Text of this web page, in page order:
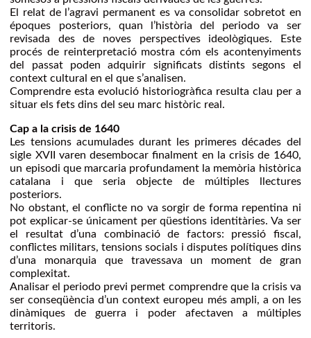
El relat de l’agravi permanent es va consolidar sobretot en
époques posteriors, quan l’història del periodo va ser
revisada des de noves perspectives ideològiques. Este
procés de reinterpretació mostra cóm els acontenyiments
del passat poden adquirir significats distints segons el
context cultural en el que s’analisen.
Comprendre esta evolució historiogràfica resulta clau per a
situar els fets dins del seu marc històric real.
Cap a la crisis de 1640
Les tensions acumulades durant les primeres décades del
sigle XVII varen desembocar finalment en la crisis de 1640,
un episodi que marcaria profundament la memòria històrica
catalana i que seria objecte de múltiples llectures
posteriors.
No obstant, el conflicte no va sorgir de forma repentina ni
pot explicar-se únicament per qüestions identitàries. Va ser
el resultat d’una combinació de factors: pressió fiscal,
conflictes militars, tensions socials i disputes polítiques dins
d’una monarquia que travessava un moment de gran
complexitat.
Analisar el periodo previ permet comprendre que la crisis va
ser conseqüència d’un context europeu més ampli, a on les
dinàmiques de guerra i poder afectaven a múltiples
territoris.